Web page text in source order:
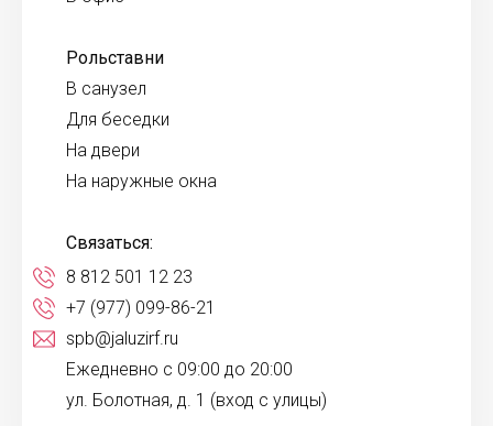
Рольставни
В санузел
Для беседки
На двери
На наружные окна
Связаться:
8 812 501 12 23
+7 (977) 099-86-21
spb@jaluzirf.ru
Ежедневно с 09:00 до 20:00
ул. Болотная, д. 1 (вход с улицы)